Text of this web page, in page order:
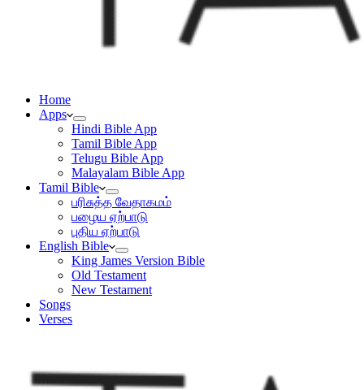
Home
Apps
Hindi Bible App
Tamil Bible App
Telugu Bible App
Malayalam Bible App
Tamil Bible
பரிசுத்த வேதாகமம்
பழைய ஏற்பாடு
புதிய ஏற்பாடு
English Bible
King James Version Bible
Old Testament
New Testament
Songs
Verses